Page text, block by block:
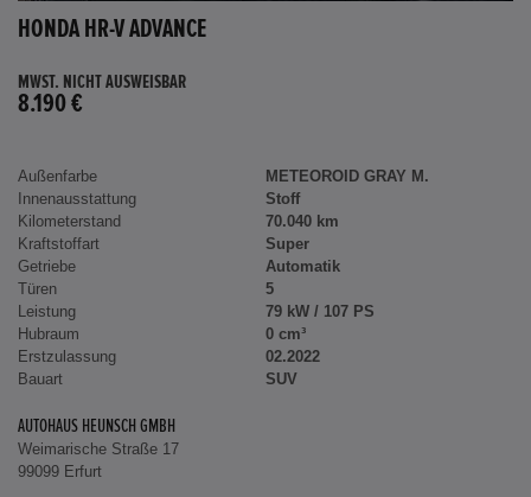
HONDA HR-V ADVANCE
MWST. NICHT AUSWEISBAR
8.190 €
Außenfarbe
METEOROID GRAY M.
Innenausstattung
Stoff
Kilometerstand
70.040 km
Kraftstoffart
Super
Getriebe
Automatik
Türen
5
Leistung
79 kW / 107 PS
Hubraum
0 cm³
Erstzulassung
02.2022
Bauart
SUV
AUTOHAUS HEUNSCH GMBH
Weimarische Straße 17
99099 Erfurt